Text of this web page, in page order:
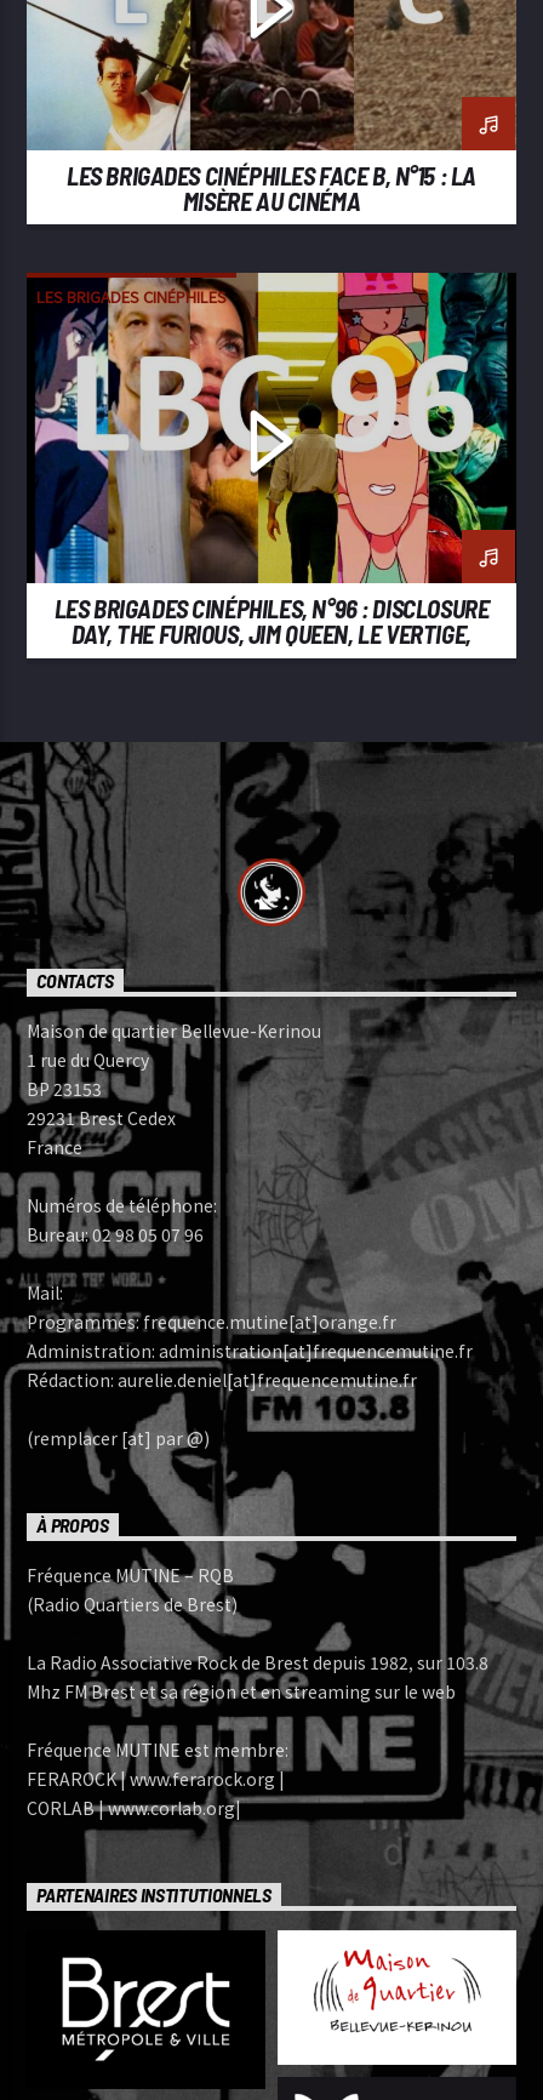
LES BRIGADES CINÉPHILES FACE B, N°15 : LA
MISÈRE AU CINÉMA
LES BRIGADES CINÉPHILES
LES BRIGADES CINÉPHILES, N°96 : DISCLOSURE
DAY, THE FURIOUS, JIM QUEEN, LE VERTIGE,
BACKROOMS, GHOST IN THE SHELL
CONTACTS
Maison de quartier Bellevue-Kerinou
1 rue du Quercy
BP 23153
29231 Brest Cedex
France
Numéros de téléphone:
Bureau: 02 98 05 07 96
Mail:
Programmes: frequence.mutine[at]orange.fr
Administration: administration[at]frequencemutine.fr
Rédaction: aurelie.deniel[at]frequencemutine.fr
(remplacer [at] par @)
À PROPOS
Fréquence MUTINE – RQB
(Radio Quartiers de Brest)
La Radio Associative Rock de Brest depuis 1982, sur 103.8
Mhz FM Brest et sa région et en streaming sur le web
Fréquence MUTINE est membre:
FERAROCK | www.ferarock.org |
CORLAB | www.corlab.org|
PARTENAIRES INSTITUTIONNELS